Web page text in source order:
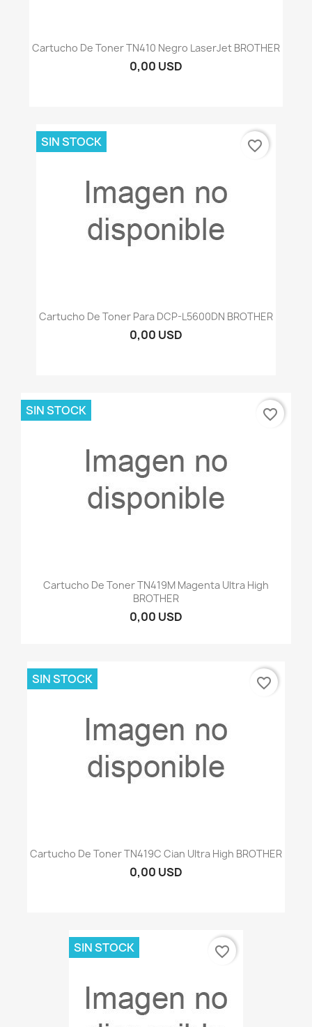
Cartucho De Toner TN410 Negro LaserJet BROTHER
0,00 USD
Cartucho De Toner Para DCP-L5600DN BROTHER
0,00 USD
SIN STOCK favorite_border
Cartucho De Toner TN419M Magenta Ultra High
BROTHER
0,00 USD
SIN STOCK favorite_border
Cartucho De Toner TN419C Cian Ultra High BROTHER
0,00 USD
SIN STOCK favorite_border
SIN STOCK favorite_border